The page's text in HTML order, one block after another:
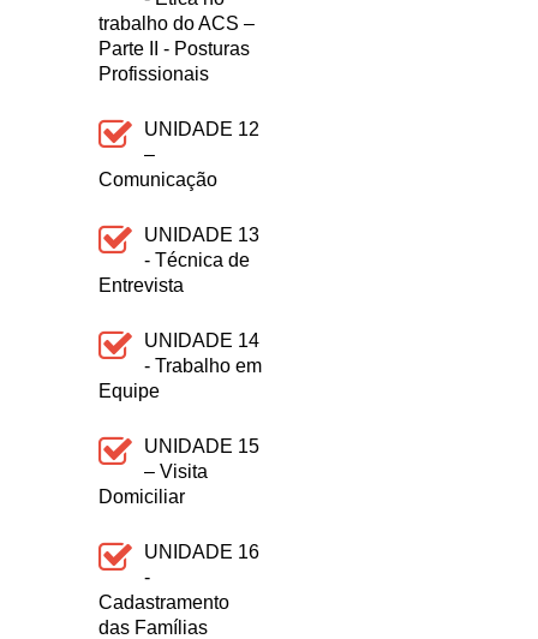
trabalho do ACS –
Parte II - Posturas
Profissionais
UNIDADE 12
–
Comunicação
UNIDADE 13
- Técnica de
Entrevista
UNIDADE 14
- Trabalho em
Equipe
UNIDADE 15
– Visita
Domiciliar
UNIDADE 16
-
Cadastramento
das Famílias